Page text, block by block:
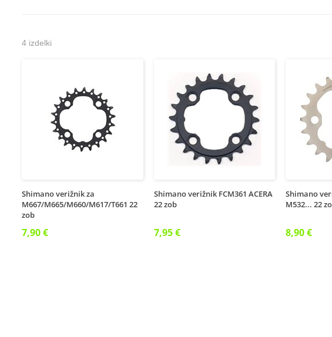
4 izdelki
Shimano verižnik za
M667/M665/M660/M617/T661 22
zob
7,90 €
Shimano verižnik FCM361 ACERA
22 zob
7,95 €
Shimano
M532... 22
8,90 €